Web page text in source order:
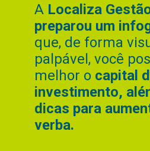
ALocaliza
preparou um
que, de forma
palpável, você
melhor ocapital
investimento,
dicas para
verba.